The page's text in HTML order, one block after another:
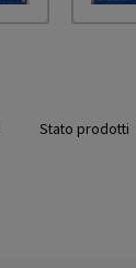
Stato prodotti